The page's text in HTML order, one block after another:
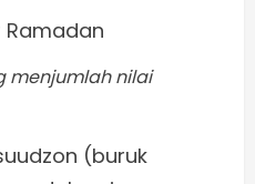
menjumlah nilai
(buruk